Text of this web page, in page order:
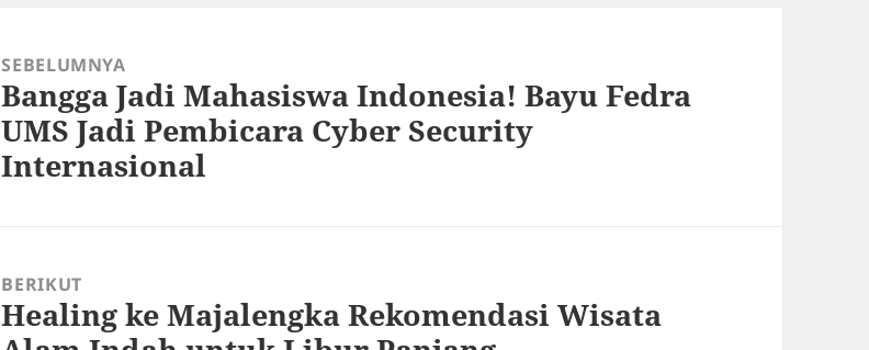
SEBELUMNYA
Pos
sebelumnya:
Bangga Jadi Mahasiswa Indonesia! Bayu Fedra
UMS Jadi Pembicara Cyber Security
Internasional
BERIKUT
Pos
Healing ke Majalengka Rekomendasi Wisata